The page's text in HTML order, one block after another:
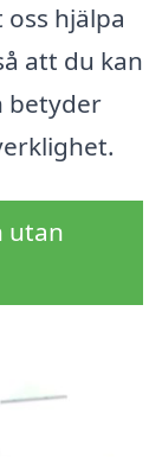
hjälpa
att du kan
betyder
utan